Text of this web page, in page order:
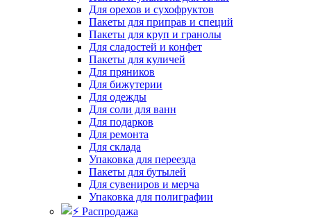
Для орехов и сухофруктов
Пакеты для приправ и специй
Пакеты для круп и гранолы
Для сладостей и конфет
Пакеты для куличей
Для пряников
Для бижутерии
Для одежды
Для соли для ванн
Для подарков
Для ремонта
Для склада
Упаковка для переезда
Пакеты для бутылей
Для сувениров и мерча
Упаковка для полиграфии